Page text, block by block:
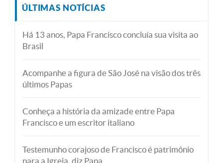
ÚLTIMAS NOTÍCIAS
Há 13 anos, Papa Francisco concluía sua visita ao
Brasil
Acompanhe a figura de São José na visão dos três
últimos Papas
Conheça a história da amizade entre Papa
Francisco e um escritor italiano
Testemunho corajoso de Francisco é patrimônio
para a Igreja, diz Papa